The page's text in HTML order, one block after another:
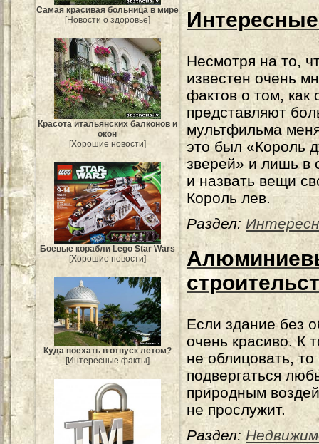
Самая красивая больница в мире
[Новости о здоровье]
Красота итальянских балконов и
окон
[Хорошие новости]
Боевые корабли Lego Star Wars
[Хорошие новости]
Куда поехать в отпуск летом?
[Интересные факты]
Несмотря на то,
известен очень
фактов о том, как
представляют
мультфильма
это был «Король
зверей» и лишь в
и назвать вещи
Король лев.
Раздел:
Если здание без
очень красиво. К
не облицовать,
подвергаться
природным
не прослужит.
Раздел: